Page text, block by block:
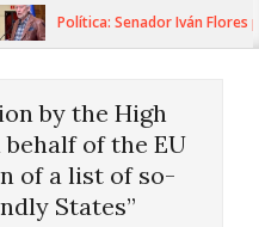
Política: Senador Iván Flores
by the High
of the EU
of a list of so-
States”